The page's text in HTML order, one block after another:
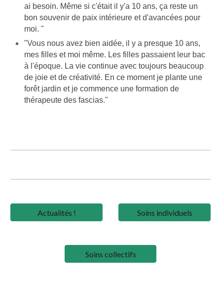
ai besoin. Même si c'était il y'a 10 ans, ça reste un
bon souvenir de paix intérieure et d'avancées pour
moi. "
"Vous nous avez bien aidée, il y a presque 10 ans,
mes filles et moi même. Les filles passaient leur bac
à l'époque. La vie continue avec toujours beaucoup
de joie et de créativité. En ce moment je plante une
forêt jardin et je commence une formation de
thérapeute des fascias."
Actualités ! Soins individuels
Soins collectifs